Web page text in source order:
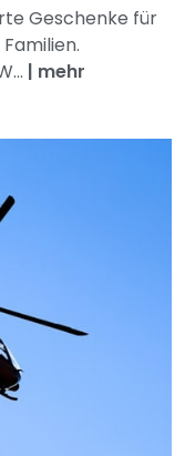
Geschenke für
| mehr